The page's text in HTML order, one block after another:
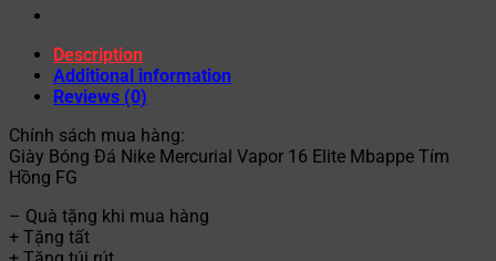
Description
Additional information
Reviews (0)
Chính sách mua hàng:
Giày Bóng Đá Nike Mercurial Vapor 16 Elite Mbappe Tím
Hồng FG
– Quà tặng khi mua hàng
+ Tặng tất